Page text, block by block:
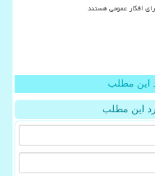
افکار عمومی هستند
این مطلب
این مطلب